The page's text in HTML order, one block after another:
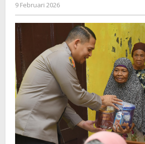
dan
Kunjungi
Panti
Jompo
9 Februari 2026
BangAdmin